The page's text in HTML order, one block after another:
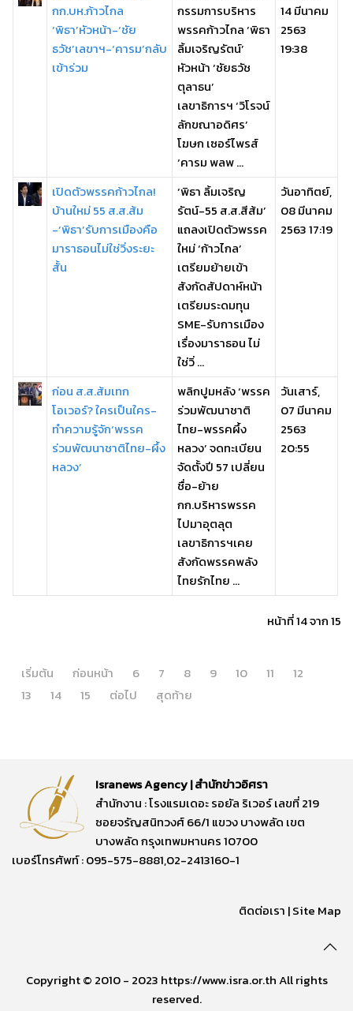
กก.บห.ก้าวไกล
‘พิธา’หัวหน้า-‘ชัย
ธวัช’เลขาฯ-‘คารม’กลับ
เข้าร่วม
กรรมการบริหาร
พรรคก้าวไกล ‘พิธา
ลิ้มเจริญรัตน์’
หัวหน้า ‘ชัยธวัช
ตุลาธน’
เลขาธิการฯ ‘วิโรจน์
ลักขณาอดิศร’
โฆษก เซอร์ไพรส์
‘คารม พลพ ...
14 มีนาคม
2563
19:38
เปิดตัวพรรคก้าวไกล!
บ้านใหม่ 55 ส.ส.ส้ม
-‘พิธา’รับการเมืองคือ
มาราธอนไม่ใช่วิ่งระยะ
สั้น
‘พิธา ลิ้มเจริญ
รัตน์-55 ส.ส.สีส้ม’
แถลงเปิดตัวพรรค
ใหม่ ‘ก้าวไกล’
เตรียมย้ายเข้า
สังกัดสัปดาห์หน้า
เตรียมระดมทุน
SME-รับการเมือง
เรื่องมาราธอน ไม่
ใช่วิ่ ...
วันอาทิตย์,
08 มีนาคม
2563 17:19
ก่อน ส.ส.ส้มเทก
โอเวอร์? ใครเป็นใคร-
ทำความรู้จัก‘พรรค
ร่วมพัฒนาชาติไทย-ผึ้ง
หลวง’
พลิกปูมหลัง ‘พรรค
ร่วมพัฒนาชาติ
ไทย-พรรคผึ้ง
หลวง’ จดทะเบียน
จัดตั้งปี 57 เปลี่ยน
ชื่อ-ย้าย
กก.บริหารพรรค
ไปมาอุตลุต
เลขาธิการฯเคย
สังกัดพรรคพลัง
ไทยรักไทย ...
วันเสาร์,
07 มีนาคม
2563
20:55
หน้าที่ 14 จาก 15
เริ่มต้น ก่อนหน้า 6 7 8 9 10 11
12
13
14 15 ต่อไป สุดท้าย
Isranews Agency | สำนักข่าวอิศรา
สำนักงาน : โรงแรมเดอะ รอยัล ริเวอร์ เลขที่ 219
ซอยจรัญสนิทวงศ์ 66/1 แขวง บางพลัด เขต
บางพลัด กรุงเทพมหานคร 10700
เบอร์โทรศัพท์ : 095-575-8881,02-2413160-1
ติดต่อเรา |Site Map
Copyright © 2010 - 2023 https://www.isra.or.th All rights
reserved.